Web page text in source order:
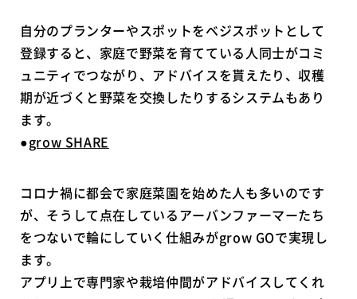
自分のプランターやスポットをベジスポットとして
登録すると、家庭で野菜を育てている人同士がコミ
ュニティでつながり、アドバイスを貰えたり、収穫
期が近づくと野菜を交換したりするシステムもあり
ます。
●grow SHARE
コロナ禍に都会で家庭菜園を始めた人も多いのです
が、そうして点在しているアーバンファーマーたち
をつないで輪にしていく仕組みがgrow GOで実現し
ます。
アプリ上で専門家や栽培仲間がアドバイスしてくれ